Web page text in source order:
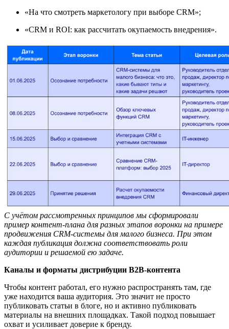
«На что смотреть маркетологу при выборе CRM»;
«CRM и ROI: как рассчитать окупаемость внедрения».
С учётом рассмотренных принципов мы сформировали
пример контент-плана для разных этапов воронки на примере
продвижения CRM-системы для малого бизнеса. При этом
каждая публикация должна соответствовать роли
аудитории и решаемой ею задаче.
Каналы и форматы дистрибуции B2B-контента
Чтобы контент работал, его нужно распространять там, где
уже находится ваша аудитория. Это значит не просто
публиковать статьи в блоге, но и активно публиковать
материалы на внешних площадках. Такой подход повышает
охват и усиливает доверие к бренду.